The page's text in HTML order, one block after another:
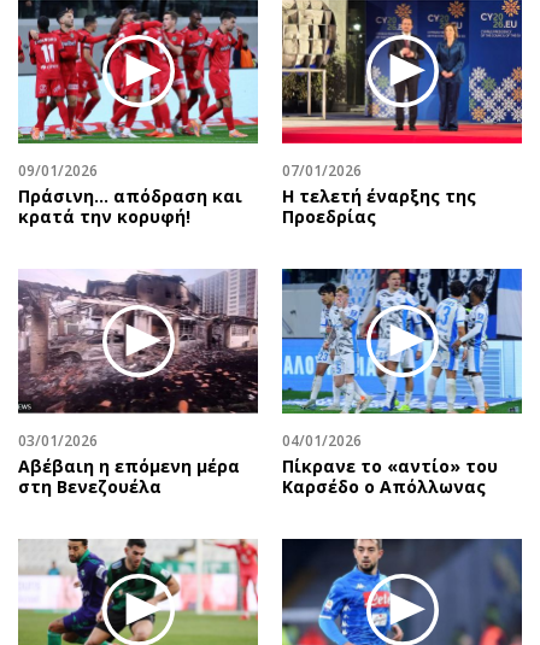
09/01/2026
Πράσινη... απόδραση και
κρατά την κορυφή!
07/01/2026
Η τελετή έναρξης της
Προεδρίας
03/01/2026
Αβέβαιη η επόμενη μέρα
στη Βενεζουέλα
04/01/2026
Πίκρανε το «αντίο» του
Καρσέδο ο Απόλλωνας